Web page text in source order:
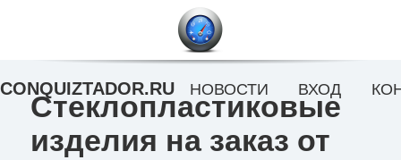
Стеклопластиковые
изделия на заказ от
CONQUIZTADOR.RU НОВОСТИ ВХОД